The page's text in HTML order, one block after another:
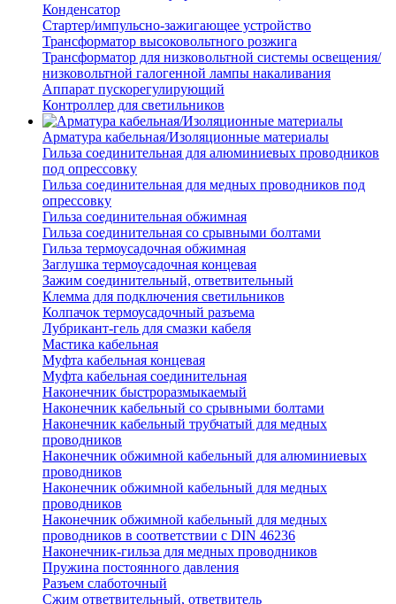
Конденсатор
Стартер/импульсно-зажигающее устройство
Трансформатор высоковольтного розжига
Трансформатор для низковольтной системы освещения/
низковольтной галогенной лампы накаливания
Аппарат пускорегулирующий
Контроллер для светильников
Арматура кабельная/Изоляционные материалы
Гильза соединительная для алюминиевых проводников
под опрессовку
Гильза соединительная для медных проводников под
опрессовку
Гильза соединительная обжимная
Гильза соединительная со срывными болтами
Гильза термоусадочная обжимная
Заглушка термоусадочная концевая
Зажим соединительный, ответвительный
Клемма для подключения светильников
Колпачок термоусадочный разъема
Лубрикант-гель для смазки кабеля
Мастика кабельная
Муфта кабельная концевая
Муфта кабельная соединительная
Наконечник быстроразмыкаемый
Наконечник кабельный со срывными болтами
Наконечник кабельный трубчатый для медных
проводников
Наконечник обжимной кабельный для алюминиевых
проводников
Наконечник обжимной кабельный для медных
проводников
Наконечник обжимной кабельный для медных
проводников в соответствии с DIN 46236
Наконечник-гильза для медных проводников
Пружина постоянного давления
Разъем слаботочный
Сжим ответвительный, ответвитель